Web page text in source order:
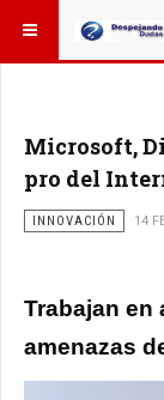
ESTÁ AQUÍ:
Microsoft,
pro del
INNOVACIÓN 14
Trabajan en
amenazas